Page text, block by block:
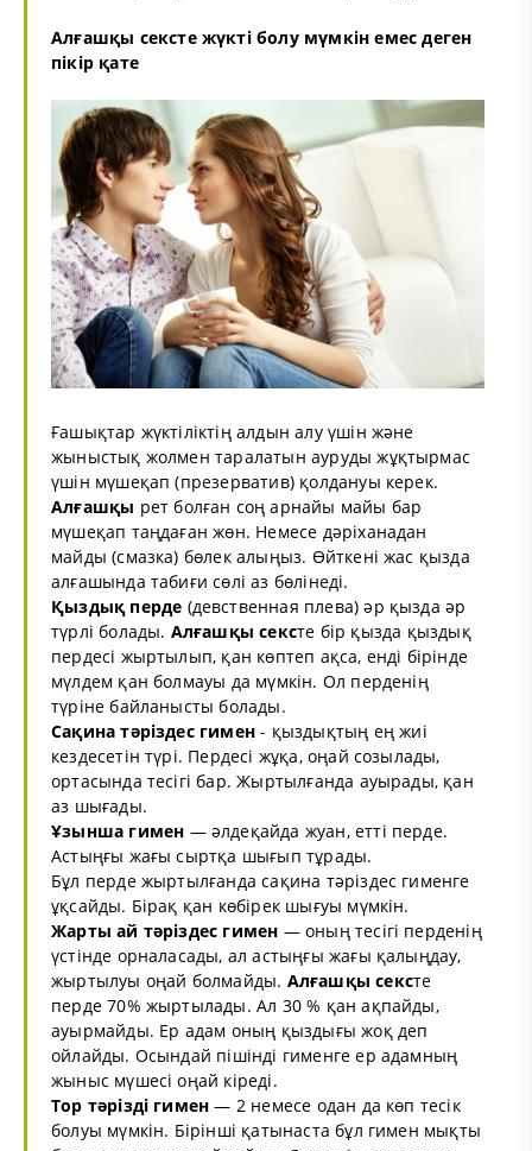
Алғашқы сексте жүкті болу мүмкін емес деген
пікір қате
Ғашықтар жүктіліктің алдын алу үшін және
жыныстық жолмен таралатын ауруды жұқтырмас
үшін мүшеқап (презерватив) қолдануы керек.
Алғашқы рет болған соң арнайы майы бар
мүшеқап таңдаған жөн. Немесе дәріханадан
майды (смазка) бөлек алыңыз. Өйткені жас қызда
алғашында табиғи сөлі аз бөлінеді.
Қыздық перде (девственная плева) әр қызда әр
түрлі болады. Алғашқы сексте бір қызда қыздық
пердесі жыртылып, қан көптеп ақса, енді бірінде
мүлдем қан болмауы да мүмкін. Ол перденің
түріне байланысты болады.
Сақина тәріздес гимен - қыздықтың ең жиі
кездесетін түрі. Пердесі жұқа, оңай созылады,
ортасында тесігі бар. Жыртылғанда ауырады, қан
аз шығады.
Ұзынша гимен — әлдеқайда жуан, етті перде.
Астыңғы жағы сыртқа шығып тұрады.
Бұл перде жыртылғанда сақина тәріздес гименге
ұқсайды. Бірақ қан көбірек шығуы мүмкін.
Жарты ай тәріздес гимен — оның тесігі перденің
үстінде орналасады, ал астыңғы жағы қалыңдау,
жыртылуы оңай болмайды. Алғашқы сексте
перде 70% жыртылады. Ал 30 % қан ақпайды,
ауырмайды. Ер адам оның қыздығы жоқ деп
ойлайды. Осындай пішінді гименге ер адамның
жыныс мүшесі оңай кіреді.
Тор тәрізді гимен — 2 немесе одан да көп тесік
болуы мүмкін. Бірінші қатынаста бұл гимен мықты